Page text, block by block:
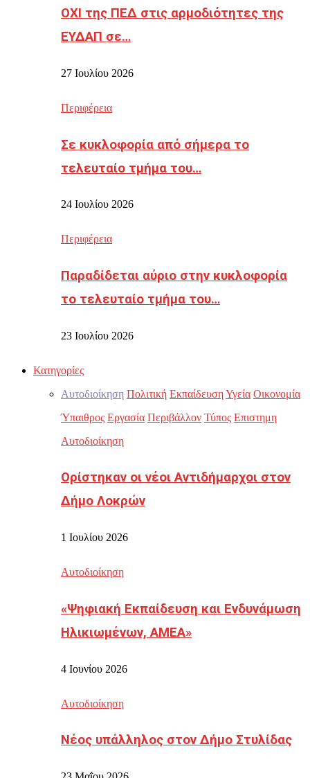
ΟΧΙ της ΠΕΔ στις αρμοδιότητες της
ΕΥΔΑΠ σε…
27 Ιουλίου 2026
Περιφέρεια
Σε κυκλοφορία από σήμερα το
τελευταίο τμήμα του…
24 Ιουλίου 2026
Περιφέρεια
Παραδίδεται αύριο στην κυκλοφορία
το τελευταίο τμήμα του…
23 Ιουλίου 2026
Κατηγορίες
Αυτοδιοίκηση Πολιτική ΕκπαίδευσηΥγεία Οικονομία
Ύπαιθρος Εργασία Περιβάλλον Τύπος Επιστημη
Αυτοδιοίκηση
Ορίστηκαν οι νέοι Αντιδήμαρχοι στον
Δήμο Λοκρών
1 Ιουλίου 2026
Αυτοδιοίκηση
«Ψηφιακή Εκπαίδευση και Ενδυνάμωση
Ηλικιωμένων, ΑΜΕΑ»
4 Ιουνίου 2026
Αυτοδιοίκηση
Νέος υπάλληλος στον Δήμο Στυλίδας